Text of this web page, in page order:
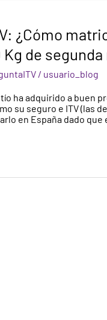
¿Cómo
de
/ usuario_blog
ha adquirido a buen
su seguro e ITV (las
en España dado que